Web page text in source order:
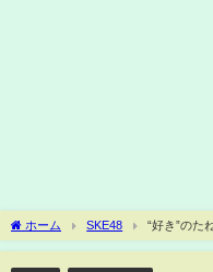
ホーム SKE48
“好き”のた
MANVO) AKB48